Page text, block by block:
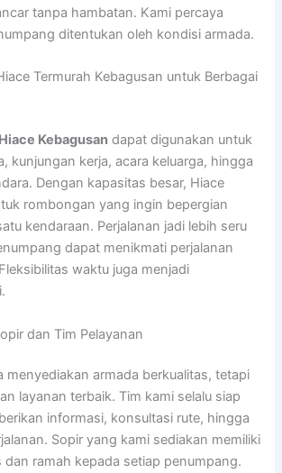
tanpa hambatan. Kami percaya
ditentukan oleh kondisi armada.
Termurah Kebagusan untuk Berbagai
Kebagusan dapat digunakan untuk
kunjungan kerja, acara keluarga, hingga
Dengan kapasitas besar, Hiace
rombongan yang ingin bepergian
kendaraan. Perjalanan jadi lebih seru
dapat menikmati perjalanan
waktu juga menjadi
dan Tim Pelayanan
menyediakan armada berkualitas, tetapi
layanan terbaik. Tim kami selalu siap
informasi, konsultasi rute, hingga
Sopir yang kami sediakan memiliki
dan ramah kepada setiap penumpang.